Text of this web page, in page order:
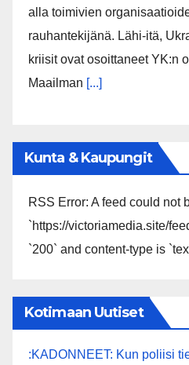
alla toimivien
rauhantekijänä. Lähi-itä,
kriisit ovat osoittaneet YK:n
Maailman [...]
Kunta & Kaupungit
RSS Error: A feed could not
`https://victoriamedia.site/
`200` and content-type is
Kotimaan Uutiset
:KADONNEET: Kun poliisi